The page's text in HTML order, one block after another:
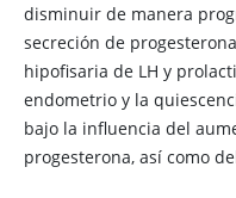
disminuir de manera
secreción de
hipofisaria de LH y
endometrio y la
bajo la influencia del
progesterona, así como